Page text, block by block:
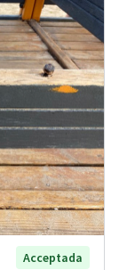
Acceptada